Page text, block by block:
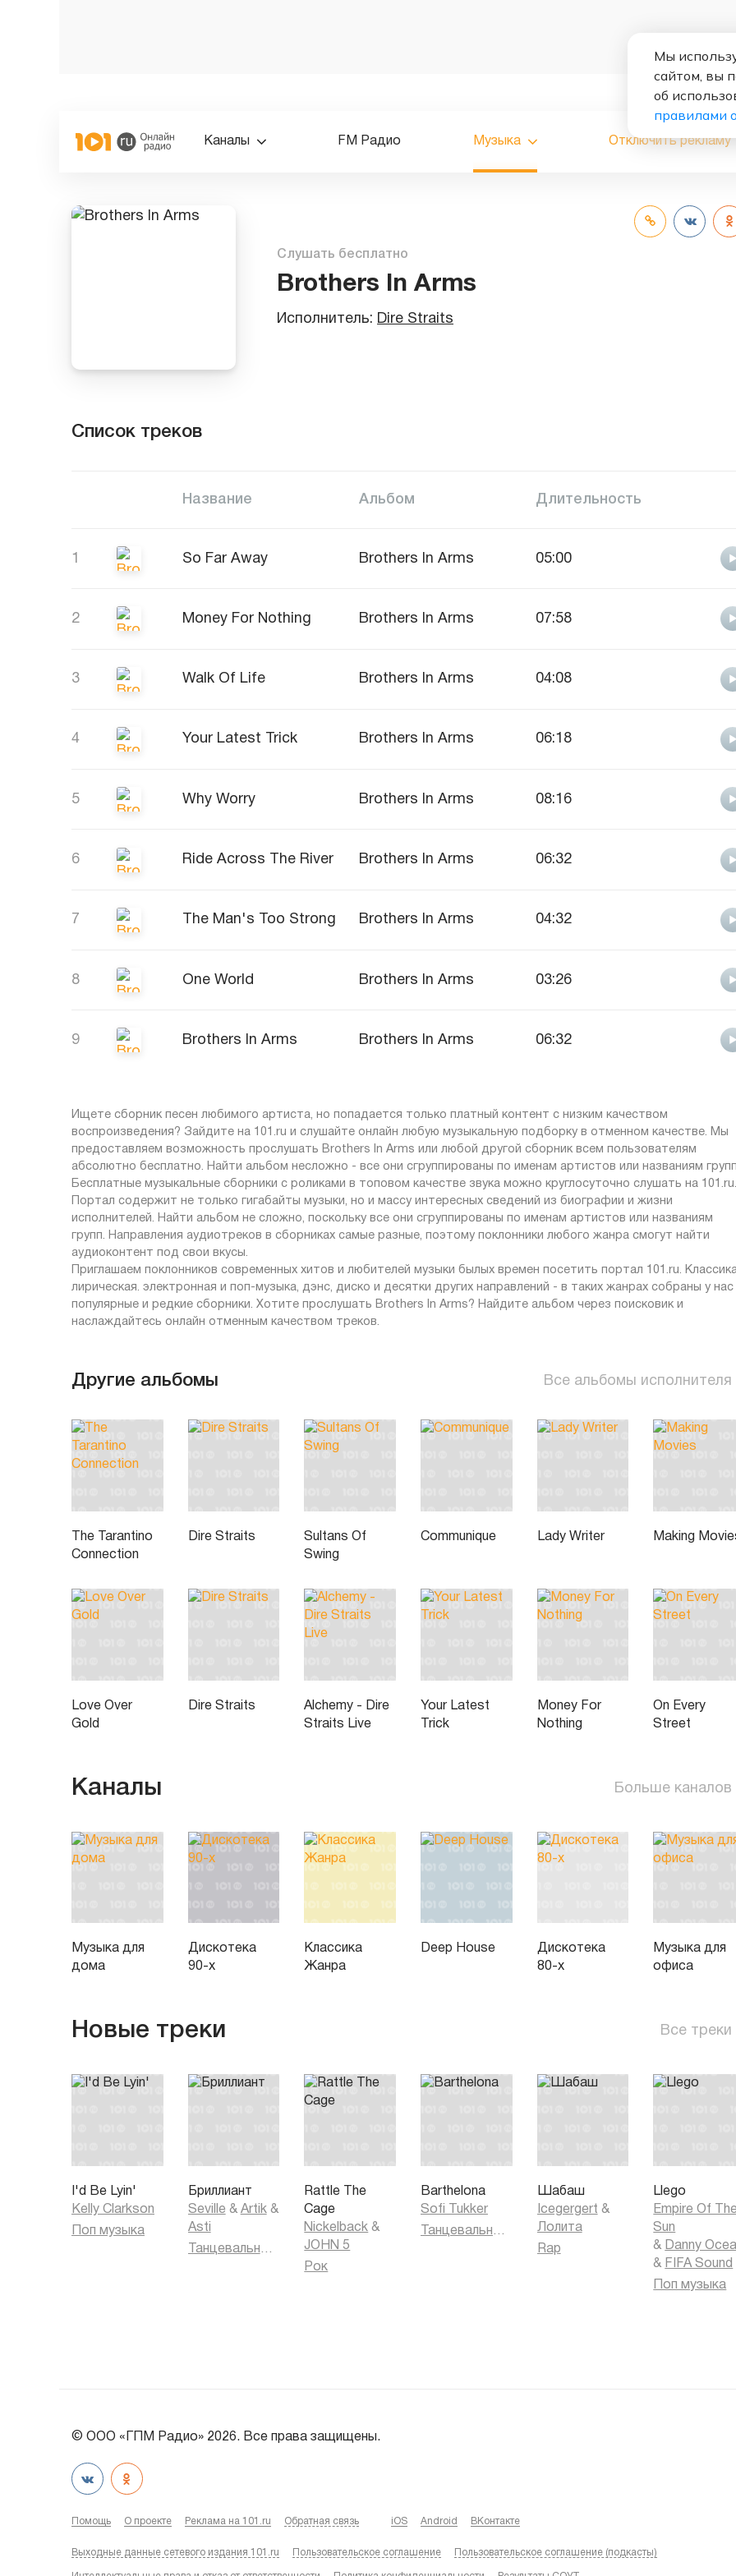
Каналы FM Радио Музыка Отключить рекламу
Слушать бесплатно
Brothers In Arms
Исполнитель: Dire Straits
Список треков
Название Альбом Длительность
1 So Far Away Brothers In Arms 05:00
2 Money For Nothing Brothers In Arms 07:58
3 Walk Of Life Brothers In Arms 04:08
4 Your Latest Trick Brothers In Arms 06:18
5 Why Worry Brothers In Arms 08:16
6 Ride Across The River Brothers In Arms 06:32
7 The Man's Too Strong Brothers In Arms 04:32
8 One World Brothers In Arms 03:26
9 Brothers In Arms Brothers In Arms 06:32
Ищете сборник песен любимого артиста, но попадается только платный контент с низким качеством
воспроизведения? Зайдите на 101.ru и слушайте онлайн любую музыкальную подборку в отменном качестве. Мы
предоставляем возможность прослушать Brothers In Arms или любой другой сборник всем пользователям
абсолютно бесплатно. Найти альбом несложно - все они сгруппированы по именам артистов или названиям
Бесплатные музыкальные сборники с роликами в топовом качестве звука можно круглосуточно слушать на 101.ru.
Портал содержит не только гигабайты музыки, но и массу интересных сведений из биографии и жизни
исполнителей. Найти альбом не сложно, поскольку все они сгруппированы по именам артистов или названиям
групп. Направления аудиотреков в сборниках самые разные, поэтому поклонники любого жанра смогут найти
аудиоконтент под свои вкусы.
Приглашаем поклонников современных хитов и любителей музыки былых времен посетить портал 101.ru.
лирическая. электронная и поп-музыка, дэнс, диско и десятки других направлений - в таких жанрах собраны у нас
популярные и редкие сборники. Хотите прослушать Brothers In Arms? Найдите альбом через поисковик и
наслаждайтесь онлайн отменным качеством треков.
Другие альбомы Все альбомы исполнителя
The Tarantino
Connection
Dire Straits
Sultans Of
Swing
Communique Lady Writer Making
Love Over
Gold
Dire Straits
Alchemy - Dire
Straits Live
Your Latest
Trick
Money For
Nothing
On Every
Street
Каналы Больше каналов
Музыка для
дома
Дискотека
90-х
Классика
Жанра
Deep House
Дискотека
80-х
Музыка для
офиса
Новые треки Все треки
I'd Be Lyin'
Kelly Clarkson
Поп музыка
Бриллиант
Seville & Artik &
Asti
Танцевальная музыка
Rattle The
Cage
Nickelback &
JOHN 5
Рок
Barthelona
Sofi Tukker
Танцевальная музыка
Шабаш
Icegergert &
Лолита
Rap
Llego
Empire Of
Sun
& Danny
& FIFA Sound
Поп музыка
© ООО «ГПМ Радио» 2026. Все права защищены.
Помощь О проекте Реклама на 101.ru Обратная связь iOS Android ВКонтакте
Выходные данные сетевого издания 101.ru Пользовательское соглашение Пользовательское соглашение (подкасты)
Мы
сайтом, вы
об
правилами